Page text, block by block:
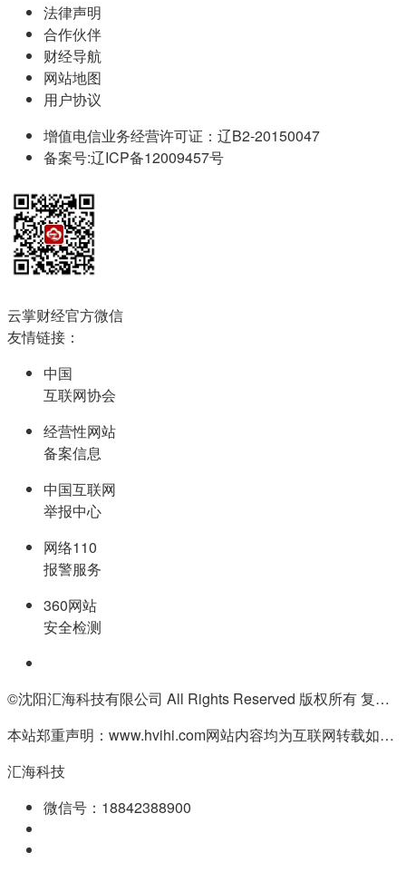
法律声明
合作伙伴
财经导航
网站地图
用户协议
增值电信业务经营许可证：辽B2-20150047
备案号:辽ICP备12009457号
云掌财经官方微信
友情链接：
中国
互联网协会
经营性网站
备案信息
中国互联网
举报中心
网络110
报警服务
360网站
安全检测
©沈阳汇海科技有限公司 All Rights Reserved 版权所有 复制必究
本站郑重声明：www.hvihi.com网站内容均为互联网转载如有侵权请联系QQ:55506560删除
汇海科技
微信号：18842388900